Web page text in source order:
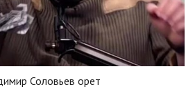
Соловьев орет